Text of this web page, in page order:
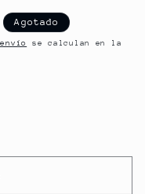
Agotado
se calculan en la